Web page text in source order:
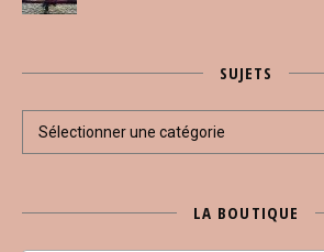
SUJETS
Sujets
LA BOUTIQUE